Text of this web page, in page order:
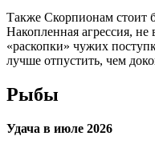
Также Скорпионам стоит
Накопленная агрессия,
«раскопки» чужих
лучше отпустить, чем
Рыбы
Удача в июле 2026